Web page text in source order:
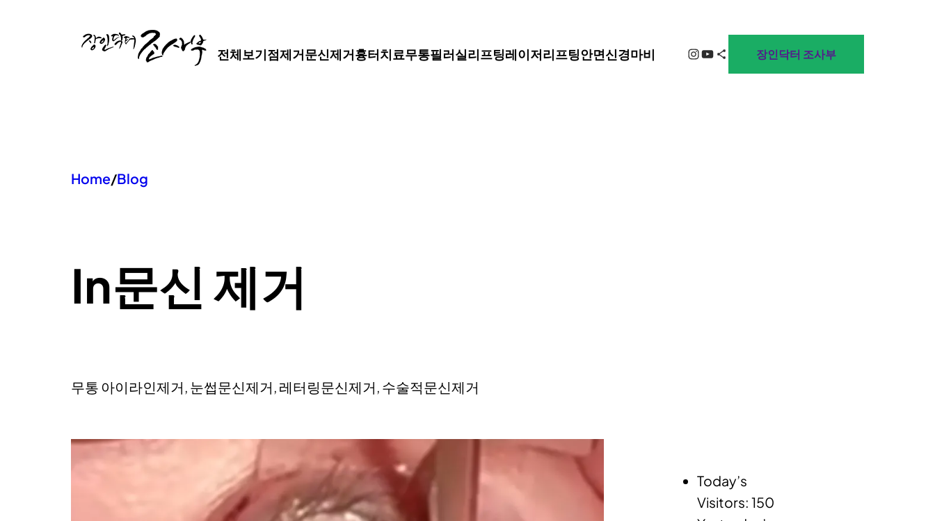
전체보기점제거문신제거흉터치료무통필러실리프팅레이저리프팅안면신경마비 Instagram
YouTube
Share Icon 장인닥터 조사부
Home/Blog
In문신 제거
무통 아이라인제거, 눈썹문신제거, 레터링문신제거, 수술적문신제거
Today’s
Visitors:150